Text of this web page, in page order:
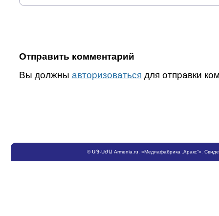
Отправить комментарий
Вы должны авторизоваться для отправки
©ՍԹ-ՍԺԱ Armenia.ru , «Медиафабрика „Аракс“».